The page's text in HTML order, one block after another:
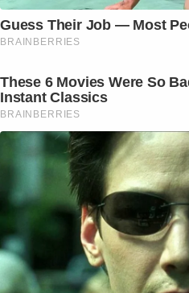
Guess Their Job — Most
BRAINBERRIES
These 6 Movies Were So
Instant Classics
BRAINBERRIES